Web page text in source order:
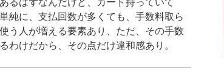
るはずなんだけど、カード持っていて
純に、支払回数が多くても、手数料取ら
う人が増える要素あり、ただ、その手数
わけだから、その点だけ違和感あり。